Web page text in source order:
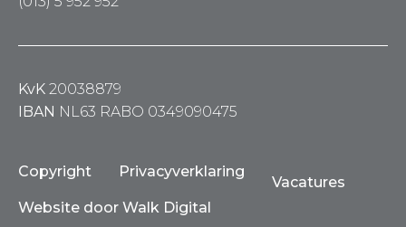
KvK 20038879
IBAN NL63 RABO 0349090475
Copyright Privacyverklaring
Vacatures
Website door Walk Digital